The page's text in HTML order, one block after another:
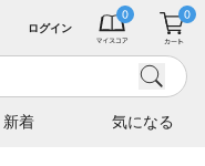
新着 気になる
ログイン